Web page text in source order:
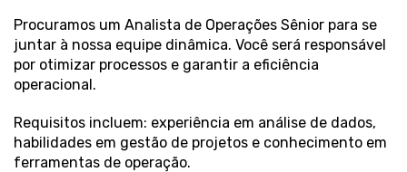
Procuramos um Analista de Operações Sênior para se
juntar à nossa equipe dinâmica. Você será responsável
por otimizar processos e garantir a eficiência
operacional.
Requisitos incluem: experiência em análise de dados,
habilidades em gestão de projetos e conhecimento em
ferramentas de operação.